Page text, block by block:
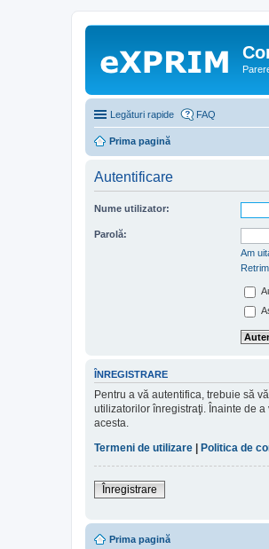
Legături rapide FAQ
Prima pagină
Autentificare
Nume utilizator:
Parolă:
Am
ÎNREGISTRARE
Pentru a vă autentifica, trebuie să
utilizatorilor înregistraţi. Înainte de
acesta.
Termeni de utilizare
Politica de
Înregistrare
Prima pagină